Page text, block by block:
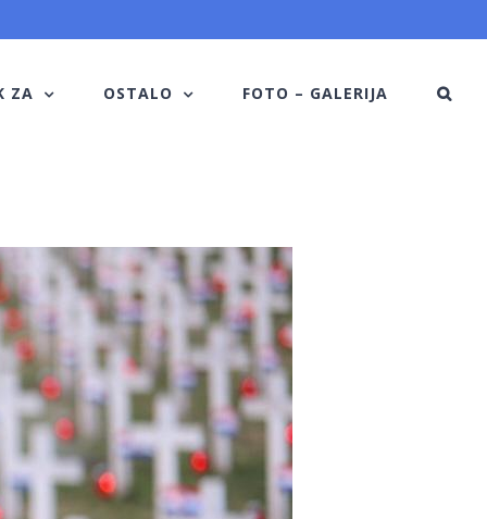
ZA OSTALO FOTO – GALERIJA